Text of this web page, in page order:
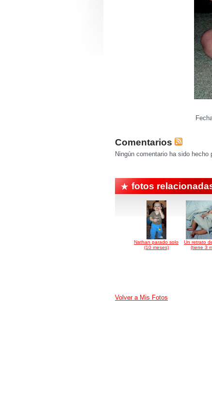
Comentarios
Ningún comentario ha sido hecho
fotos
Nathan parado solo
(10 meses)
Un retrato
(tiene 3
Volver a Mis Fotos